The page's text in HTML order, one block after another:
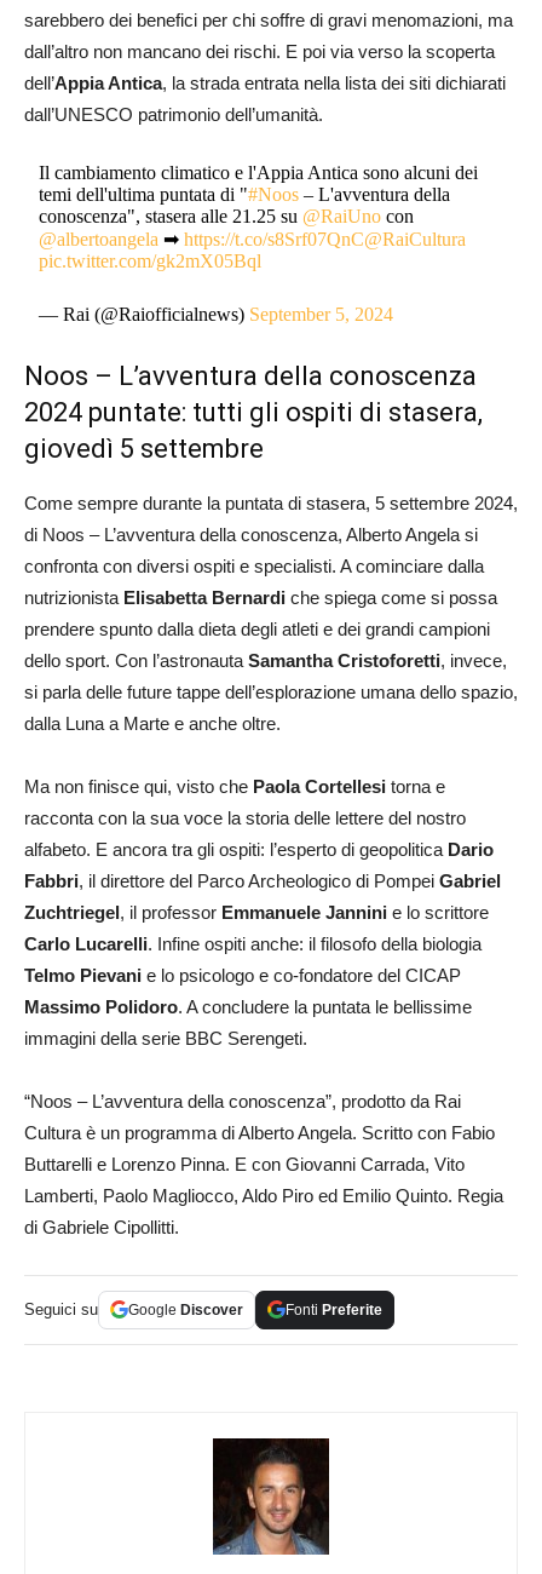
sarebbero dei benefici per chi soffre di gravi menomazioni, ma
dall’altro non mancano dei rischi. E poi via verso la scoperta
dell’Appia Antica, la strada entrata nella lista dei siti dichiarati
dall’UNESCO patrimonio dell’umanità.
Il cambiamento climatico e l'Appia Antica sono alcuni dei
temi dell'ultima puntata di "#Noos – L'avventura della
conoscenza", stasera alle 21.25 su @RaiUno con
@albertoangela ➡https://t.co/s8Srf07QnC@RaiCultura
pic.twitter.com/gk2mX05Bql
— Rai (@Raiofficialnews) September 5, 2024
Noos – L’avventura della conoscenza
2024 puntate: tutti gli ospiti di stasera,
giovedì 5 settembre
Come sempre durante la puntata di stasera, 5 settembre 2024,
di Noos – L’avventura della conoscenza, Alberto Angela si
confronta con diversi ospiti e specialisti. A cominciare dalla
nutrizionista Elisabetta Bernardi che spiega come si possa
prendere spunto dalla dieta degli atleti e dei grandi campioni
dello sport. Con l’astronauta Samantha Cristoforetti, invece,
si parla delle future tappe dell’esplorazione umana dello spazio,
dalla Luna a Marte e anche oltre.
Ma non finisce qui, visto che Paola Cortellesi torna e
racconta con la sua voce la storia delle lettere del nostro
alfabeto. E ancora tra gli ospiti: l’esperto di geopolitica Dario
Fabbri, il direttore del Parco Archeologico di Pompei Gabriel
Zuchtriegel, il professor Emmanuele Jannini e lo scrittore
Carlo Lucarelli. Infine ospiti anche: il filosofo della biologia
Telmo Pievani e lo psicologo e co-fondatore del CICAP
Massimo Polidoro. A concludere la puntata le bellissime
immagini della serie BBC Serengeti.
“Noos – L’avventura della conoscenza”, prodotto da Rai
Cultura è un programma di Alberto Angela. Scritto con Fabio
Buttarelli e Lorenzo Pinna. E con Giovanni Carrada, Vito
Lamberti, Paolo Magliocco, Aldo Piro ed Emilio Quinto. Regia
di Gabriele Cipollitti.
Seguici su Google Discover Fonti Preferite